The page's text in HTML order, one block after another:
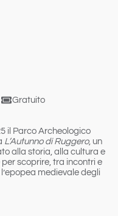
Gratuito
il Parco Archeologico
L’Autunno di Ruggero, un
alla storia, alla cultura e
scoprire, tra incontri e
medievale degli